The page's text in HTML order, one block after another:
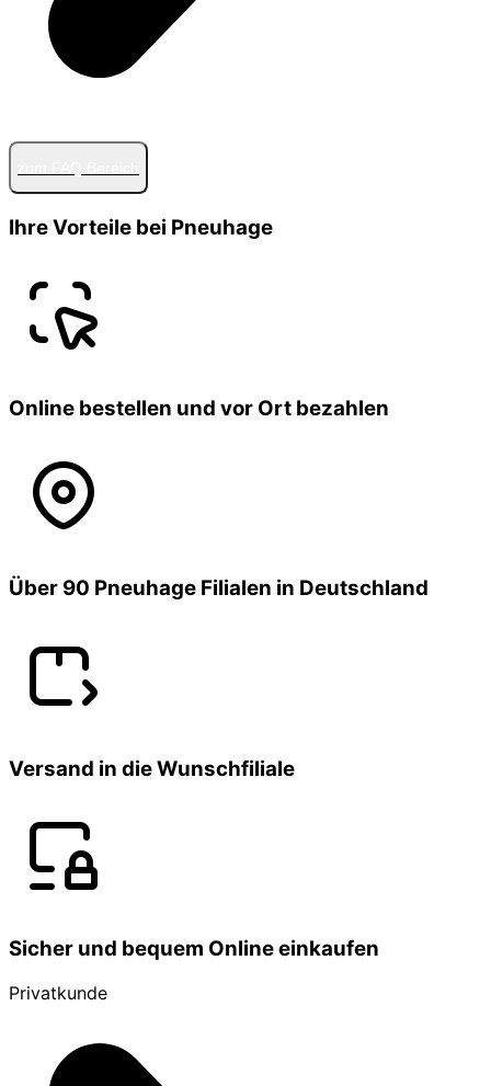
Ihre Vorteile bei Pneuhage
Online bestellen und vor Ort bezahlen
Über 90 Pneuhage Filialen in Deutschland
Versand in die Wunschfiliale
Sicher und bequem Online einkaufen
Privatkunde